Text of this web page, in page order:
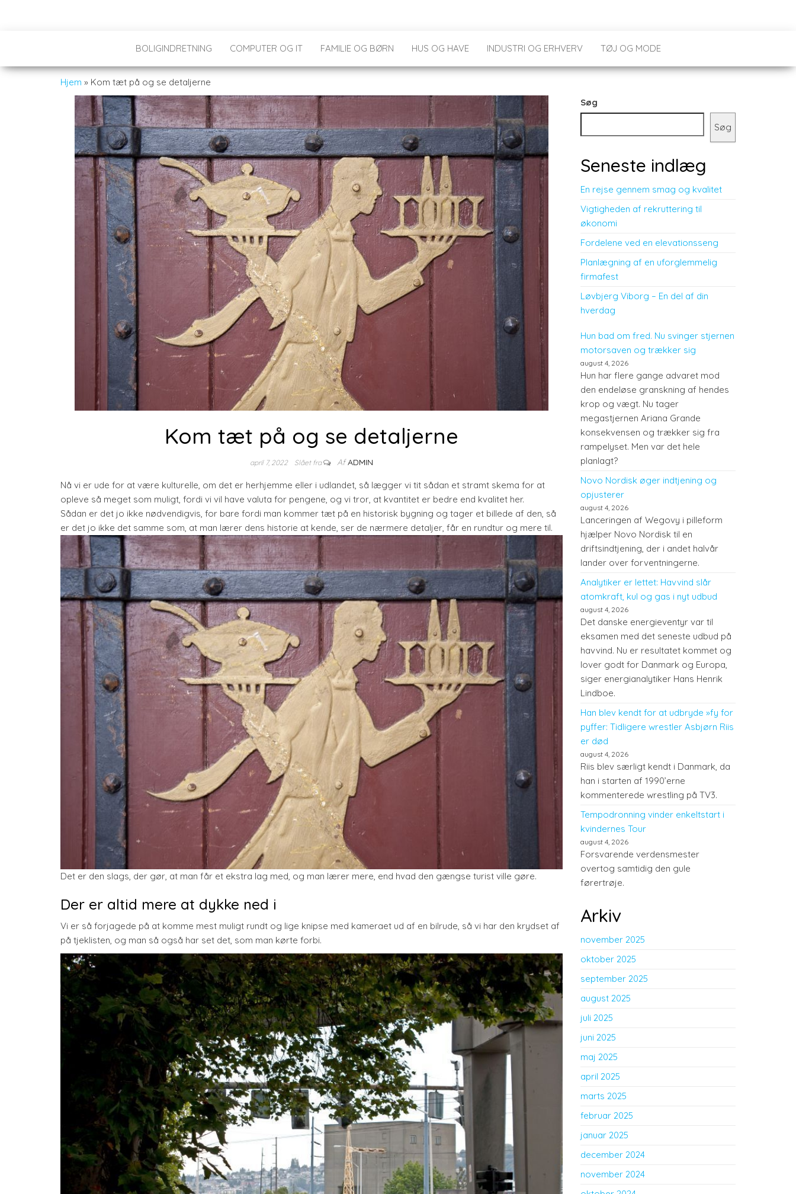
BOLIGINDRETNING COMPUTER OG IT FAMILIE OG BØRN HUS OG HAVE INDUSTRI OG ERHVERV TØJ OG MODE
Hjem » Kom tæt på og se detaljerne
Kom tæt på og se detaljerne
april 7, 2022 Slået fra Af ADMIN
Nå vi er ude for at være kulturelle, om det er herhjemme eller i udlandet, så lægger vi tit sådan et stramt skema for at
opleve så meget som muligt, fordi vi vil have valuta for pengene, og vi tror, at kvantitet er bedre end kvalitet her.
Sådan er det jo ikke nødvendigvis, for bare fordi man kommer tæt på en historisk bygning og tager et billede af den, så
er det jo ikke det samme som, at man lærer dens historie at kende, ser de nærmere detaljer, får en rundtur og mere til.
Det er den slags, der gør, at man får et ekstra lag med, og man lærer mere, end hvad den gængse turist ville gøre.
Der er altid mere at dykke ned i
Vi er så forjagede på at komme mest muligt rundt og lige knipse med kameraet ud af en bilrude, så vi har den krydset af
på tjeklisten, og man så også har set det, som man kørte forbi.
Søg
Søg
Seneste indlæg
En rejse gennem smag og kvalitet
Vigtigheden af rekruttering til
økonomi
Fordelene ved en elevationsseng
Planlægning af en uforglemmelig
firmafest
Løvbjerg Viborg – En del af din
hverdag
Hun bad om fred. Nu svinger stjernen
motorsaven og trækker sig
august 4, 2026
Hun har flere gange advaret mod
den endeløse granskning af hendes
krop og vægt. Nu tager
megastjernen Ariana Grande
konsekvensen og trækker sig fra
rampelyset. Men var det hele
planlagt?
Novo Nordisk øger indtjening og
opjusterer
august 4, 2026
Lanceringen af Wegovy i pilleform
hjælper Novo Nordisk til en
driftsindtjening, der i andet halvår
lander over forventningerne.
Analytiker er lettet: Havvind slår
atomkraft, kul og gas i nyt udbud
august 4, 2026
Det danske energieventyr var til
eksamen med det seneste udbud på
havvind. Nu er resultatet kommet og
lover godt for Danmark og Europa,
siger energianalytiker Hans Henrik
Lindboe.
Han blev kendt for at udbryde »fy for
pyffer: Tidligere wrestler Asbjørn Riis
er død
august 4, 2026
Riis blev særligt kendt i Danmark, da
han i starten af 1990’erne
kommenterede wrestling på TV3.
Tempodronning vinder enkeltstart i
kvindernes Tour
august 4, 2026
Forsvarende verdensmester
overtog samtidig den gule
førertrøje.
Arkiv
november 2025
oktober 2025
september 2025
august 2025
juli 2025
juni 2025
maj 2025
april 2025
marts 2025
februar 2025
januar 2025
december 2024
november 2024